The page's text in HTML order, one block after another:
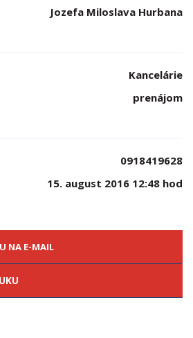
Jozefa Miloslava Hurbana
Kancelárie
prenájom
0918419628
15. august 2016 12:48 hod
NA E-MAIL